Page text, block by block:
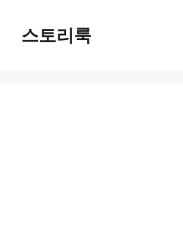
content스토리룩